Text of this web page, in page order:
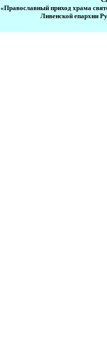
«Православный приход храма
Ливенской епархии